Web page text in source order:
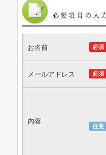
必須
お名前
必須
メールアドレス
任意
内容